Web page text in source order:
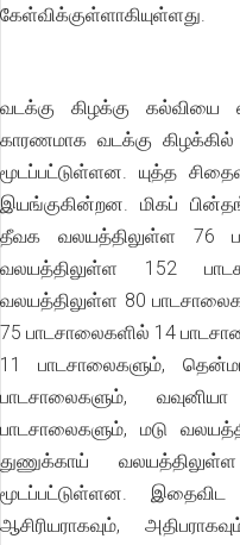
கேள்விக்குள்ளாகியுள்ளது.
வடக்கு கிழக்கு கல்வியை
காரணமாக வடக்கு
மூடப்பட்டுள்ளன. யுத்த
இயங்குகின்றன. மிகப்
தீவக வலயத்திலுள்ள 76
வலயத்திலுள்ள 152
வலயத்திலுள்ள 80
75 பாடசாலைகளில் 14
11 பாடசாலைகளும்,
பாடசாலைகளும்,
பாடசாலைகளும், மடு
துணுக்காய்
மூடப்பட்டுள்ளன.
ஆசிரியராகவும்,